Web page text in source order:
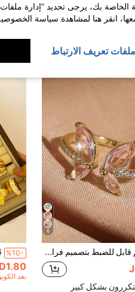
6
خاتم قابل للضبط بتصميم فراشة من الزركونيا المكعبة قطعة واحدة للنساء
بشكل كبير
%10-
بعد
الخاصة بك، يرجى تحديد "إدارة
انقر هنا لمشاهدة سياسة
ملفات تعريف الارتباط